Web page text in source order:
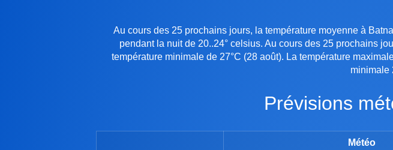
Au cours des 25 prochains jours, la température moyenne à
pendant la nuit de 20..24° celsius. Au cours des 25 prochains
température minimale de 27°C (28 août). La température
minimale
Prévisions
Météo